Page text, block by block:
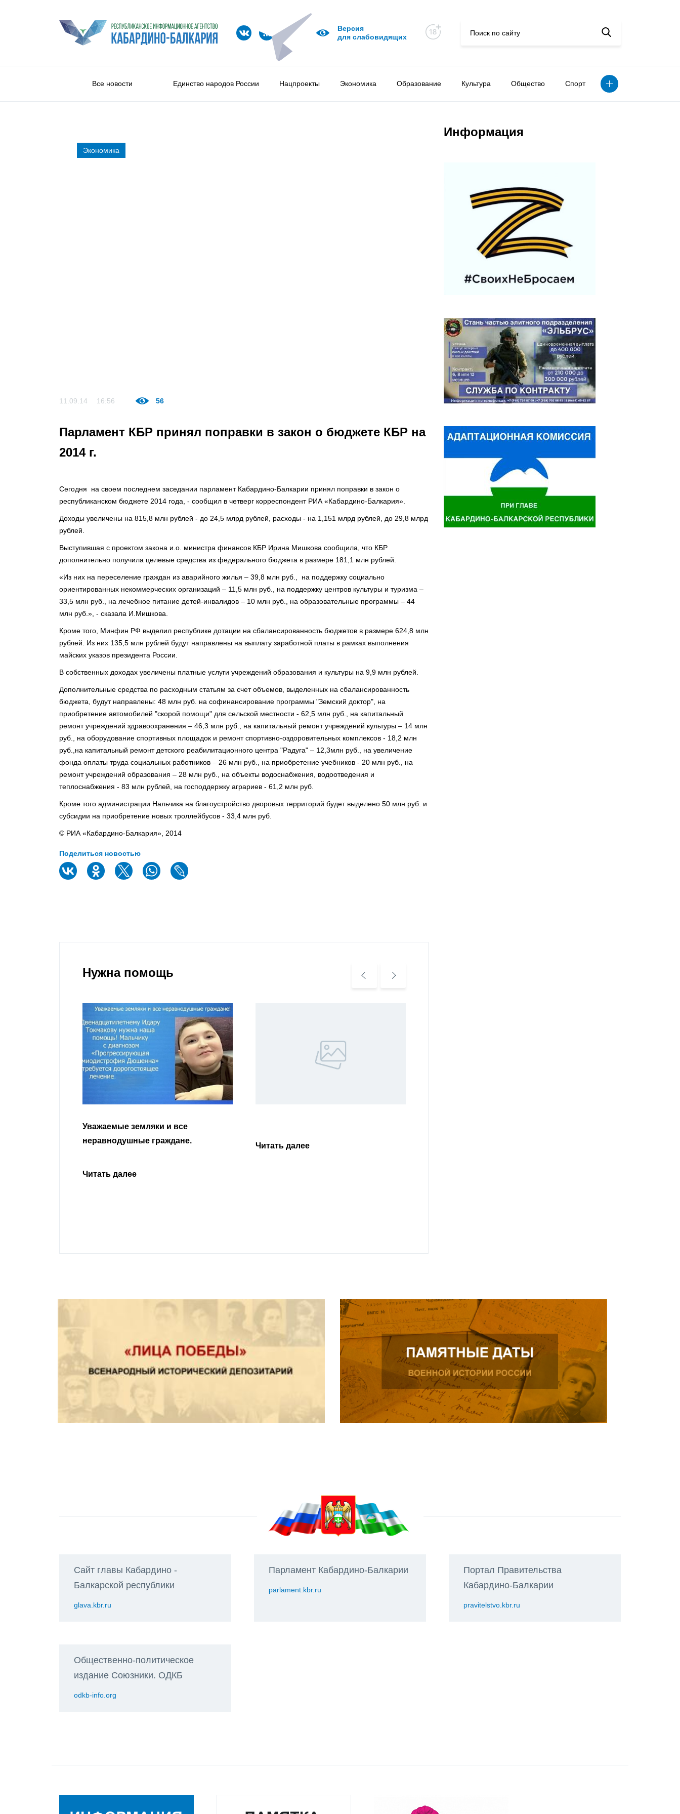
Версия
для слабовидящих
Все новости Единство народов России Нацпроекты Экономика Образование Культура Общество Спорт
Экономика
11.09.14 16:56 56
Парламент КБР принял поправки в закон о бюджете КБР на
2014 г.
Сегодня на своем последнем заседании парламент Кабардино-Балкарии принял поправки в закон о
республиканском бюджете 2014 года, - сообщил в четверг корреспондент РИА «Кабардино-Балкария».
Доходы увеличены на 815,8 млн рублей - до 24,5 млрд рублей, расходы - на 1,151 млрд рублей, до 29,8 млрд
рублей.
Выступившая с проектом закона и.о. министра финансов КБР Ирина Мишкова сообщила, что КБР
дополнительно получила целевые средства из федерального бюджета в размере 181,1 млн рублей.
«Из них на переселение граждан из аварийного жилья – 39,8 млн руб., на поддержку социально
ориентированных некоммерческих организаций – 11,5 млн руб., на поддержку центров культуры и туризма –
33,5 млн руб., на лечебное питание детей-инвалидов – 10 млн руб., на образовательные программы – 44
млн руб.», - сказала И.Мишкова.
Кроме того, Минфин РФ выделил республике дотации на сбалансированность бюджетов в размере 624,8 млн
рублей. Из них 135,5 млн рублей будут направлены на выплату заработной платы в рамках выполнения
майских указов президента России.
В собственных доходах увеличены платные услуги учреждений образования и культуры на 9,9 млн рублей.
Дополнительные средства по расходным статьям за счет объемов, выделенных на сбалансированность
бюджета, будут направлены: 48 млн руб. на софинансирование программы "Земский доктор", на
приобретение автомобилей "скорой помощи" для сельской местности - 62,5 млн руб., на капитальный
ремонт учреждений здравоохранения – 46,3 млн руб., на капитальный ремонт учреждений культуры – 14 млн
руб., на оборудование спортивных площадок и ремонт спортивно-оздоровительных комплексов - 18,2 млн
руб.,на капитальный ремонт детского реабилитационного центра "Радуга" – 12,3млн руб., на увеличение
фонда оплаты труда социальных работников – 26 млн руб., на приобретение учебников - 20 млн руб., на
ремонт учреждений образования – 28 млн руб., на объекты водоснабжения, водоотведения и
теплоснабжения - 83 млн рублей, на господдержку аграриев - 61,2 млн руб.
Кроме того администрации Нальчика на благоустройство дворовых территорий будет выделено 50 млн руб. и
субсидии на приобретение новых троллейбусов - 33,4 млн руб.
© РИА «Кабардино-Балкария», 2014
Поделиться новостью
Информация
Нужна помощь
Читать далее
Кабардино-Балкарии, просим
Сайт главы Кабардино -
Балкарской республики
glava.kbr.ru
Парламент Кабардино-Балкарии
parlament.kbr.ru
Портал Правительства
Кабардино-Балкарии
pravitelstvo.kbr.ru
Общественно-политическое
издание Союзники. ОДКБ
odkb-info.org